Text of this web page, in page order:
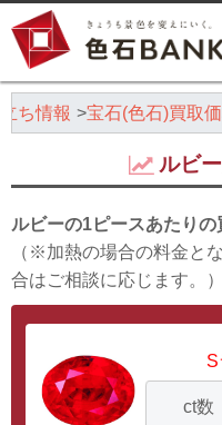
ち情報 宝石(色石)買取
ルビ
ルビーの1ピースあたりの
（※加熱の場合の料金と
合はご相談に応じます。）
S
ct数